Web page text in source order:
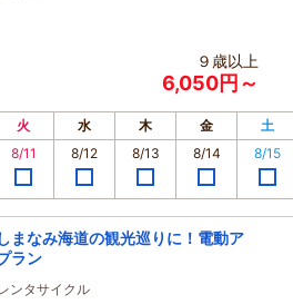
９歳以上
6,050円～
火 水 木 金
土
8/11 8/12 8/13 8/14 8/15
まなみ海道の観光巡りに！電動ア
ラン
ンタサイクル